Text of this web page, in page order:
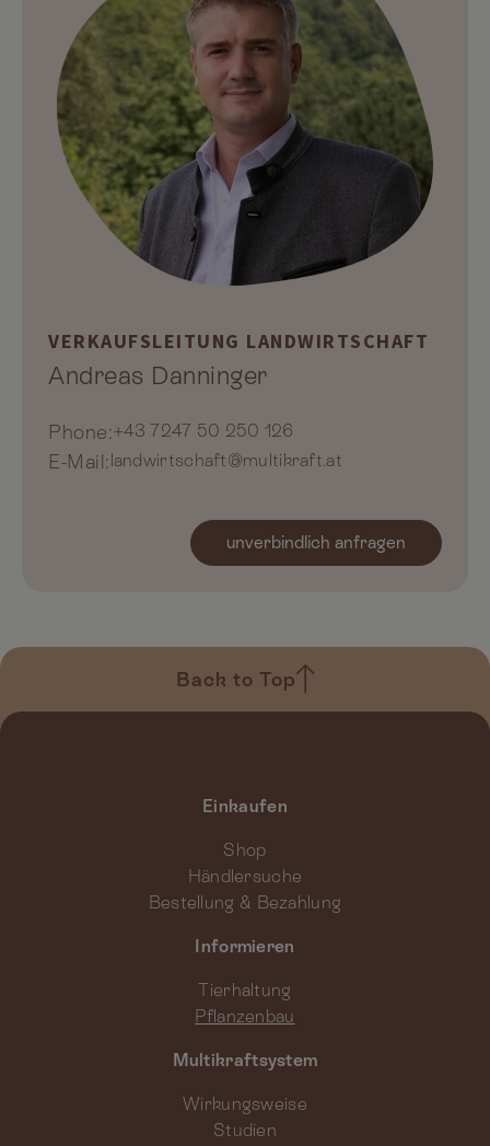
VERKAUFSLEITUNG LANDWIRTSCHAFT
Andreas Danninger
Phone:+43 7247 50 250 126
E-Mail:landwirtschaft@multikraft.at
unverbindlich anfragen
Back to Top
Einkaufen
Shop
Händlersuche
Bestellung & Bezahlung
Informieren
Tierhaltung
Pflanzenbau
Multikraftsystem
Wirkungsweise
Studien